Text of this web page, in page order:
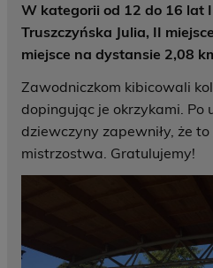
W kategorii od 12 do 16 lat I
Truszczyńska Julia, II
miejsce na dystansie 2,08
Zawodniczkom kibicowali
dopingując je okrzykami. Po
dziewczyny zapewniły, że
mistrzostwa. Gratulujemy!